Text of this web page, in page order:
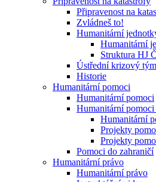
Připravenost na
Zvládneš to!
Humanitární
Humanitární
Struktura HJ
Ústřední krizový tým
Historie
Humanitární pomoci
Humanitární pomoci
Humanitární pomoci
Humanitární
Projekty
Projekty
Pomoci do zahraničí
Humanitární právo
Humanitární právo